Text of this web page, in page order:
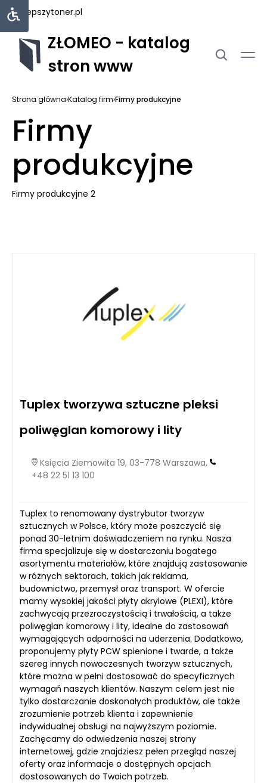
najlepszytoner.pl
ZŁOMEO - katalog
stron www
Strona główna›Katalog firm›Firmy produkcyjne
Firmy
produkcyjne
Firmy produkcyjne 2
Tuplex tworzywa sztuczne pleksi
poliwęglan komorowy i lity
Księcia Ziemowita 19, 03-778 Warszawa,
+48 22 51 13 100
Tuplex to renomowany dystrybutor tworzyw
sztucznych w Polsce, który może poszczycić się
ponad 30-letnim doświadczeniem na rynku. Nasza
firma specjalizuje się w dostarczaniu bogatego
asortymentu materiałów, które znajdują zastosowanie
w różnych sektorach, takich jak reklama,
budownictwo, przemysł oraz transport. W ofercie
mamy wysokiej jakości płyty akrylowe (PLEXI), które
zachwycają przezroczystością i trwałością, a także
poliwęglan komorowy i lity, idealne do zastosowań
wymagających odporności na uderzenia. Dodatkowo,
proponujemy płyty PCW spienione i twarde, a także
szereg innych nowoczesnych tworzyw sztucznych,
które można w pełni dostosować do specyficznych
wymagań naszych klientów. Naszym celem jest nie
tylko dostarczanie doskonałych produktów, ale także
zrozumienie potrzeb klienta i zapewnienie
indywidualnej obsługi na najwyższym poziomie.
Zachęcamy do odwiedzenia naszej strony
internetowej, gdzie znajdziesz pełen przegląd naszej
oferty oraz informacje o dostępnych opcjach
dostosowanych do Twoich potrzeb.